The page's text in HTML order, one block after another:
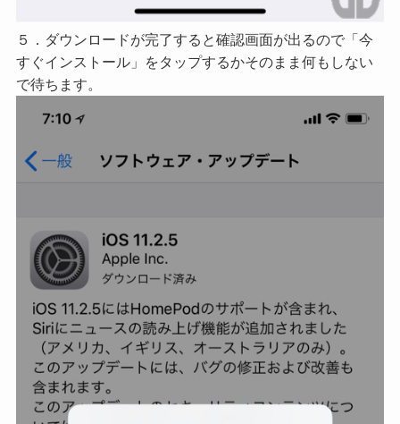
５．ダウンロードが完了すると確認画面が出るので「今
すぐインストール」をタップするかそのまま何もしない
で待ちます。